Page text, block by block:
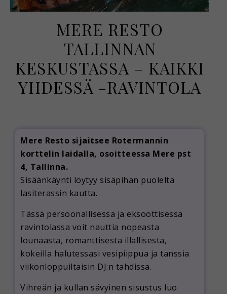
MERE RESTO
TALLINNAN
KESKUSTASSA – KAIKKI
YHDESSÄ -RAVINTOLA
Mere Resto sijaitsee Rotermannin
korttelin laidalla, osoitteessa Mere pst
4, Tallinna.
Sisäänkäynti löytyy sisäpihan puolelta
lasiterassin kautta.
Tässä persoonallisessa ja eksoottisessa
ravintolassa voit nauttia nopeasta
lounaasta, romanttisesta illallisesta,
kokeilla halutessasi vesipiippua ja tanssia
viikonloppuiltaisin DJ:n tahdissa.
Vihreän ja kullan sävyinen sisustus luo